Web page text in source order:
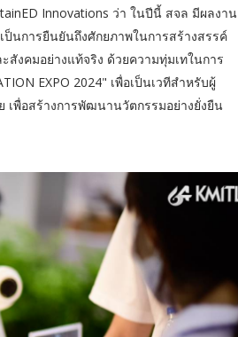
Innovations ว่า ในปีนี้ สจล มีผลงาน
นการยืนยันถึงศักยภาพในการสร้างสรรค์
งคมอย่างแท้จริง ด้วยความทุ่มเทในการ
EXPO 2024" เพื่อเป็นเวทีสำหรับผู้
พื่อสร้างการพัฒนานวัตกรรมอย่างยั่งยืน